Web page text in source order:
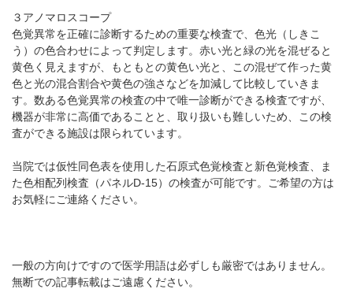
３アノマロスコープ
色覚異常を正確に診断するための重要な検査で、色光（しきこ
う）の色合わせによって判定します。赤い光と緑の光を混ぜると
黄色く見えますが、もともとの黄色い光と、この混ぜて作った黄
色と光の混合割合や黄色の強さなどを加減して比較していきま
す。数ある色覚異常の検査の中で唯一診断ができる検査ですが、
機器が非常に高価であることと、取り扱いも難しいため、この検
査ができる施設は限られています。
当院では仮性同色表を使用した石原式色覚検査と新色覚検査、ま
た色相配列検査（パネルD-15）の検査が可能です。ご希望の方は
お気軽にご連絡ください。
一般の方向けですので医学用語は必ずしも厳密ではありません。
無断での記事転載はご遠慮ください。